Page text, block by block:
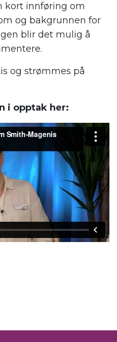
kort innføring om
og bakgrunnen for
blir det mulig å
og strømmes på
i opptak her: